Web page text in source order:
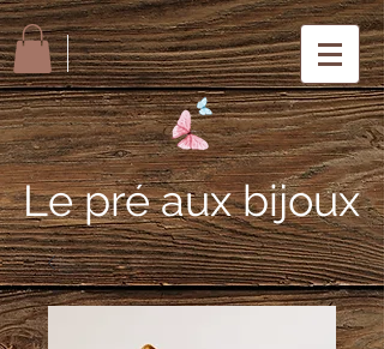
Le pré aux bijoux